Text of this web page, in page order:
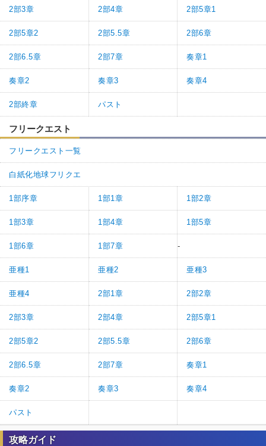
2部3章 2部4章 2部5章1
2部5章2 2部5.5章 2部6章
2部6.5章 2部7章 奏章1
奏章2 奏章3 奏章4
2部終章 パスト
フリークエスト
フリークエスト一覧
白紙化地球フリクエ
1部序章 1部1章 1部2章
1部3章 1部4章 1部5章
1部6章 1部7章 -
亜種1 亜種2 亜種3
亜種4 2部1章 2部2章
2部3章 2部4章 2部5章1
2部5章2 2部5.5章 2部6章
2部6.5章 2部7章 奏章1
奏章2 奏章3 奏章4
パスト
攻略ガイド